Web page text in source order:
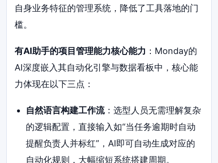
自身业务特征的管理系统，降低了工具落地的门
槛。
有AI助手的项目管理能力核心能力 ：Monday的
AI深度嵌入其自动化引擎与数据看板中，核心能
力体现在以下三点：
自然语言构建工作流：选型人员无需理解复杂
的逻辑配置，直接输入如“当任务逾期时自动
提醒负责人并标红”，AI即可自动生成对应的
自动化规则，大幅缩短系统搭建周期。